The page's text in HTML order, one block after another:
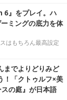
』をプレイ。ハ
ミングの底力を体
はもちろん最高設定
までよりどりみど
！「クトゥルフ×美
の庭』が日本語